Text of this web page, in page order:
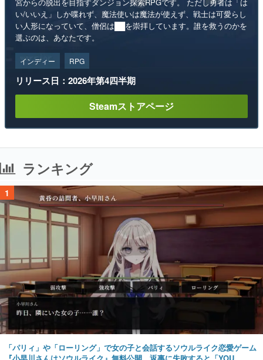
宮からの脱出を目指すダンジョン探索RPGです。 ただし勇者は「は
い/いいえ」しか喋れず、魔法使いは魔法が使えず、戦士は可愛らし
い人形になっていて、僧侶は██を崇拝しています。誰を救うのかを
選ぶのは、あなたです。
インディー RPG
リリース日：2026年第4四半期
Steamストアページ
ランキング
1
「パリィ」や「ローリング」で女の子と会話するソウルライク恋愛ゲーム